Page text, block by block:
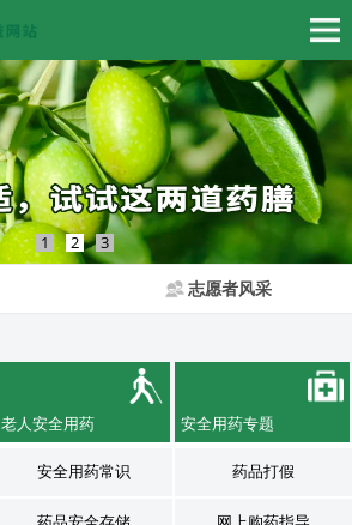
1 2 3
志愿者风采
老人安全用药 安全用药专题
安全用药常识 药品打假